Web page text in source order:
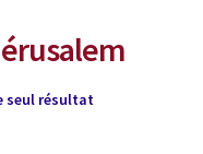
seul résultat